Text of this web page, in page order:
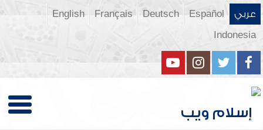
عربي Español
Deutsch
Français
English
Indonesia